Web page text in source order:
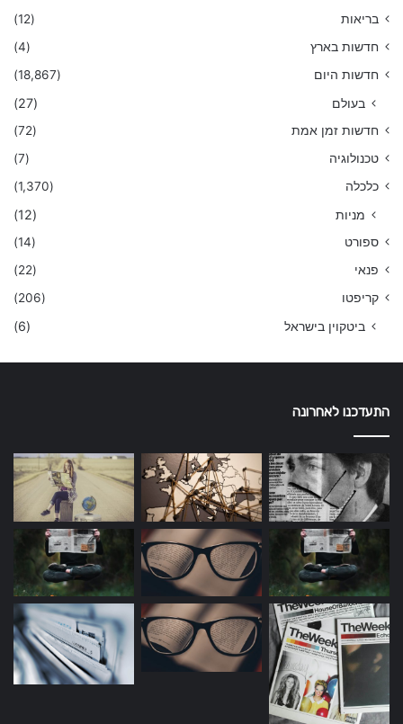
בריאות
(12)
חדשות בארץ
(4)
חדשות היום
(18,867)
בעולם (27)
חדשות זמן אמת
(72)
טכנולוגיה
(7)
כלכלה
(1,370)
מניות (12)
ספורט
(14)
פנאי
(22)
קריפטו
(206)
ביטקוין בישראל (6)
התעדכנו לאחרונה